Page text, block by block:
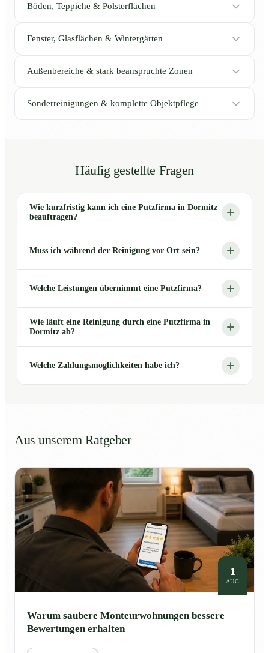
Böden, Teppiche & Polsterflächen
Fenster, Glasflächen & Wintergärten
Außenbereiche & stark beanspruchte Zonen
Sonderreinigungen & komplette Objektpflege
Häufig gestellte Fragen
Wie kurzfristig kann ich eine Putzfirma in Dormitz
beauftragen?
Muss ich während der Reinigung vor Ort sein?
Welche Leistungen übernimmt eine Putzfirma?
Wie läuft eine Reinigung durch eine Putzfirma in
Dormitz ab?
Welche Zahlungsmöglichkeiten habe ich?
Aus unserem Ratgeber
1
AUG
Warum saubere Monteurwohnungen bessere
Bewertungen erhalten